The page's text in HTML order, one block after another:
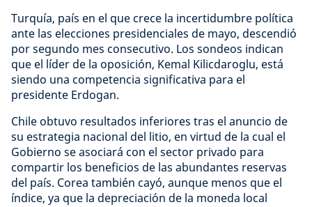
Turquía, país en el que crece la incertidumbre política
ante las elecciones presidenciales de mayo, descendió
por segundo mes consecutivo. Los sondeos indican
que el líder de la oposición, Kemal Kilicdaroglu, está
siendo una competencia significativa para el
presidente Erdogan.
Chile obtuvo resultados inferiores tras el anuncio de
su estrategia nacional del litio, en virtud de la cual el
Gobierno se asociará con el sector privado para
compartir los beneficios de las abundantes reservas
del país. Corea también cayó, aunque menos que el
índice, ya que la depreciación de la moneda local